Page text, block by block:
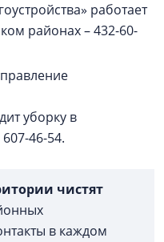
работает
районах – 432-60-
уборку в
46-54.
чистят
в каждом